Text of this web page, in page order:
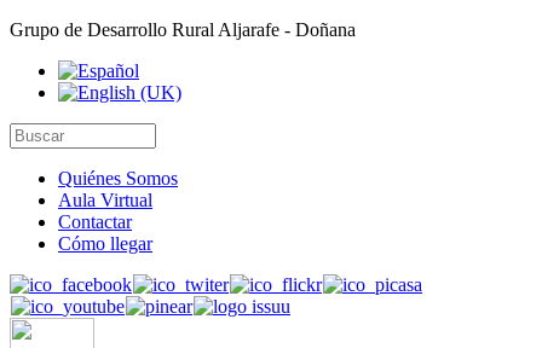
Grupo de Desarrollo Rural Aljarafe - Doñana
Quiénes Somos
Aula Virtual
Contactar
Cómo llegar